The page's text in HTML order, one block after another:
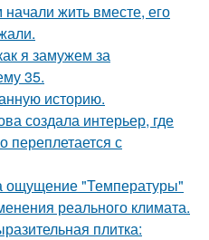
жить вместе, его
я замужем за
35.
историю.
создала интерьер, где
переплетается с
ощущение "Температуры"
реального климата.
плитка: